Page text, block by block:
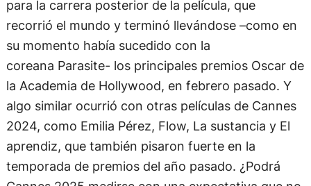
su momento había sucedido con la
coreana Parasite- los principales premios Oscar de
la Academia de Hollywood, en febrero pasado. Y
algo similar ocurrió con otras películas de Cannes
2024, como Emilia Pérez, Flow, La sustancia y El
aprendiz, que también pisaron fuerte en la
temporada de premios del año pasado. ¿Podrá
Cannes 2025 medirse con una expectativa que no
es solamente de orden artístico sino también una